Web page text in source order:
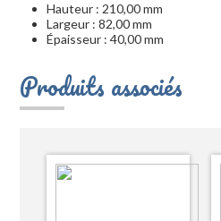
Hauteur : 210,00 mm
Largeur : 82,00 mm
Épaisseur : 40,00 mm
Produits associés